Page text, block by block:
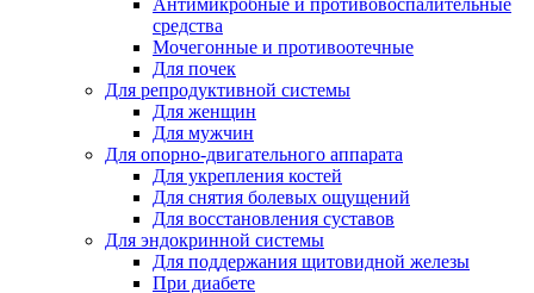
Антимикробные и противовоспалительные
средства
Мочегонные и противоотечные
Для почек
Для репродуктивной системы
Для женщин
Для мужчин
Для опорно-двигательного аппарата
Для укрепления костей
Для снятия болевых ощущений
Для восстановления суставов
Для эндокринной системы
Для поддержания щитовидной железы
При диабете